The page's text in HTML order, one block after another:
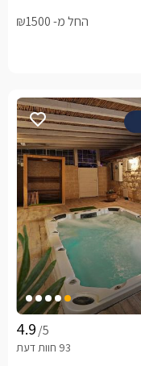
החל מ- ₪1500
/5